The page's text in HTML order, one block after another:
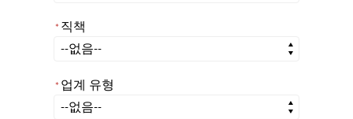
* 직책
직책
* 업계 유형
업계 유형